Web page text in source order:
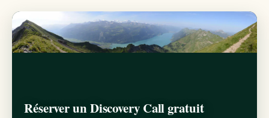
Réserver un Discovery Call gratuit